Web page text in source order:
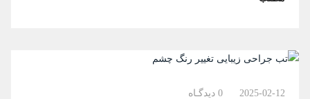
2025-02-12 0 دیدگـاه